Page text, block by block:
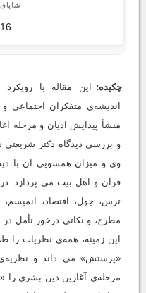
چکیده:
این مقاله با
اندیشه‌ی متفکران اجتماعی
منشأ پیدایش ادیان و مرحله
و بررسی دیدگاه دکتر شریعتی
وی و میزان همسویی آن با
قرآن و اهل بیت می پردازد.
ترس، جهل، اقتصاد،
مطرح، و نکاتی درخور تأمل
این زمینه، همه‌ی نظریات
«پرستش» می داند و
مرحله‌ی آغازین دین بشری را